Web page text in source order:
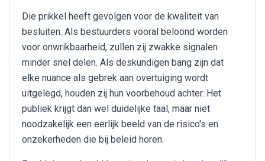
Die prikkel heeft gevolgen voor de kwaliteit van
besluiten. Als bestuurders vooral beloond worden
voor onwrikbaarheid, zullen zij zwakke signalen
minder snel delen. Als deskundigen bang zijn dat
elke nuance als gebrek aan overtuiging wordt
uitgelegd, houden zij hun voorbehoud achter. Het
publiek krijgt dan wel duidelijke taal, maar niet
noodzakelijk een eerlijk beeld van de risico's en
onzekerheden die bij beleid horen.